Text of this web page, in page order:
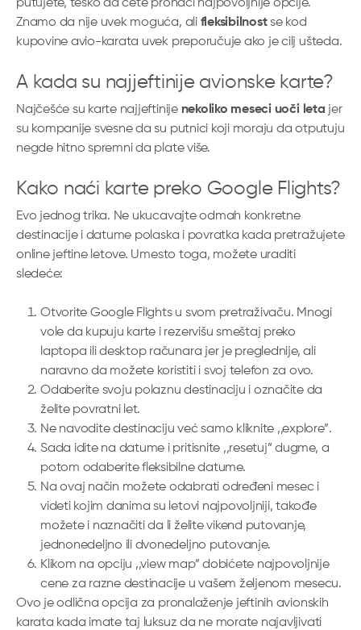
putujete, teško da ćete pronaći najpovoljnije opcije.
Znamo da nije uvek moguća, ali fleksibilnostse kod
kupovine avio-karata uvek preporučuje ako je cilj ušteda.
A kada su najjeftinije avionske karte?
Najčešće su karte najjeftinije nekoliko meseci uoči leta jer
su kompanije svesne da su putnici koji moraju da otputuju
negde hitno spremni da plate više.
Kako naći karte preko Google Flights?
Evo jednog trika. Ne ukucavajte odmah konkretne
destinacije i datume polaska i povratka kada pretražujete
online jeftine letove. Umesto toga, možete uraditi
sledeće:
Otvorite Google Flights u svom pretraživaču. Mnogi
vole da kupuju karte i rezervišu smeštaj preko
laptopa ili desktop računara jer je preglednije, ali
naravno da možete koristiti i svoj telefon za ovo.
Odaberite svoju polaznu destinaciju i označite da
želite povratni let.
Ne navodite destinaciju već samo kliknite ‚‚explore”.
Sada idite na datume i pritisnite ‚‚resetuj” dugme, a
potom odaberite fleksibilne datume.
Na ovaj način možete odabrati određeni mesec i
videti kojim danima su letovi najpovoljniji, takođe
možete i naznačiti da li želite vikend putovanje,
jednonedeljno ili dvonedeljno putovanje.
Klikom na opciju ‚‚view map” dobićete najpovoljnije
cene za razne destinacije u vašem željenom mesecu.
Ovo je odlična opcija za pronalaženje jeftinih avionskih
karata kada imate taj luksuz da ne morate najavljivati